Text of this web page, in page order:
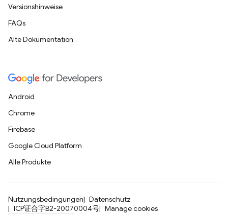
Versionshinweise
FAQs
Alte Dokumentation
Android
Chrome
Firebase
Google Cloud Platform
Alle Produkte
Nutzungsbedingungen
Datenschutz
ICP证合字B2-20070004号
Manage cookies